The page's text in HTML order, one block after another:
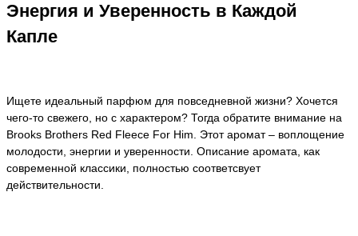
Энергия и Уверенность в Каждой
Капле
Ищете идеальный парфюм для повседневной жизни? Хочется
чего-то свежего, но с характером? Тогда обратите внимание на
Brooks Brothers Red Fleece For Him. Этот аромат – воплощение
молодости, энергии и уверенности. Описание аромата, как
современной классики, полностью соответсвует
действительности.